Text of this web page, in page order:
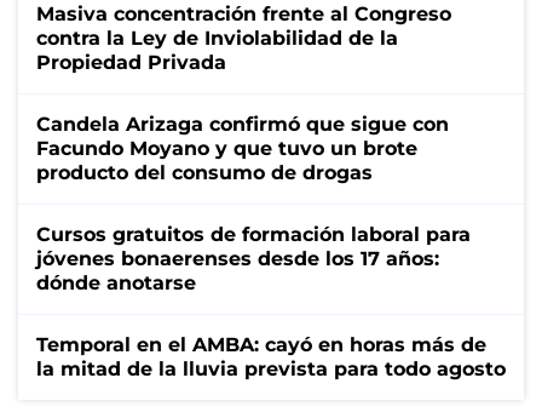
Masiva concentración frente al Congreso
contra la Ley de Inviolabilidad de la
Propiedad Privada
Candela Arizaga confirmó que sigue con
Facundo Moyano y que tuvo un brote
producto del consumo de drogas
Cursos gratuitos de formación laboral para
jóvenes bonaerenses desde los 17 años:
dónde anotarse
Temporal en el AMBA: cayó en horas más de
la mitad de la lluvia prevista para todo agosto